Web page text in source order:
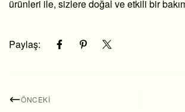
ürünleri ile, sizlere doğal ve etkili bir
Paylaş:
ÖNCEKI